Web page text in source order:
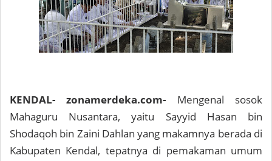
KENDAL- zonamerdeka.com- Mengenal sosok
Mahaguru Nusantara, yaitu Sayyid Hasan bin
Shodaqoh bin Zaini Dahlan yang makamnya berada di
Kabupaten Kendal, tepatnya di pemakaman umum